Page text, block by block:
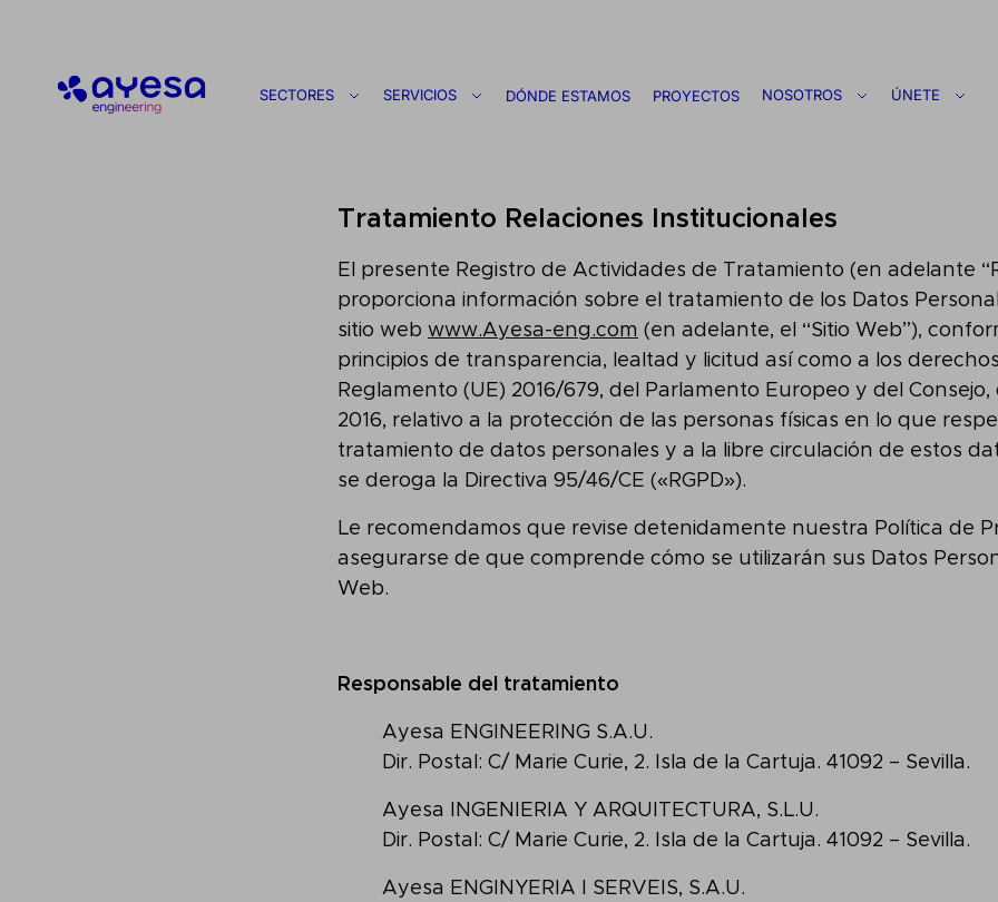
Ayesa
SECTORES SERVICIOS DÓNDE ESTAMOS PROYECTOS NOSOTROS ÚNETE
Tratamiento Relaciones Institucionales
El presente Registro de Actividades de Tratamiento (en adelante
proporciona información sobre el tratamiento de los Datos
sitio web www.Ayesa-eng.com (en adelante, el “Sitio Web”),
principios de transparencia, lealtad y licitud así como a los
Reglamento (UE) 2016/679, del Parlamento Europeo y del Consejo,
2016, relativo a la protección de las personas físicas en lo que
tratamiento de datos personales y a la libre circulación de estos
se deroga la Directiva 95/46/CE («RGPD»).
Le recomendamos que revise detenidamente nuestra Política de
asegurarse de que comprende cómo se utilizarán sus Datos
Web.
Responsable del tratamiento
Ayesa ENGINEERING S.A.U.
Dir. Postal: C/ Marie Curie, 2. Isla de la Cartuja. 41092 – Sevilla.
Ayesa INGENIERIA Y ARQUITECTURA, S.L.U.
Dir. Postal: C/ Marie Curie, 2. Isla de la Cartuja. 41092 – Sevilla.
Ayesa ENGINYERIA I SERVEIS, S.A.U.